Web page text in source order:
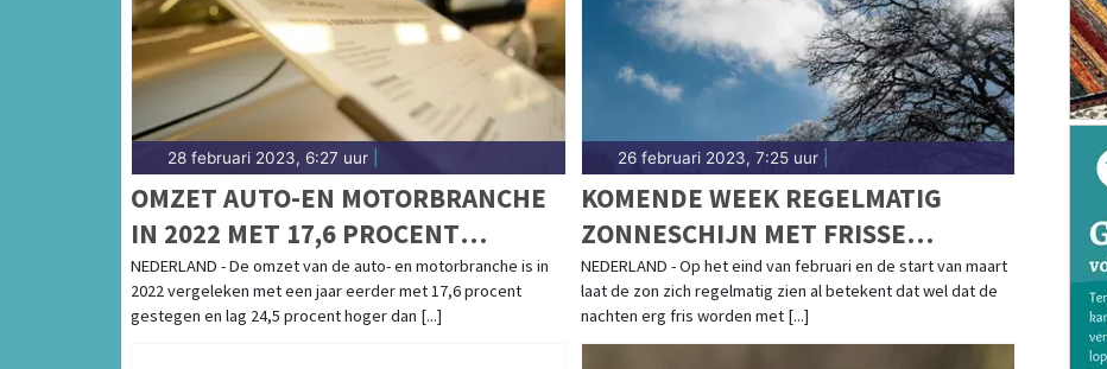
28 februari 2023, 6:27 uur
OMZET AUTO-EN MOTORBRANCHE
IN 2022 MET 17,6 PROCENT
GESTEGEN
NEDERLAND - De omzet van de auto- en motorbranche is in
2022 vergeleken met een jaar eerder met 17,6 procent
gestegen en lag 24,5 procent hoger dan [...]
26 februari 2023, 7:25 uur|
KOMENDE WEEK REGELMATIG
ZONNESCHIJN MET FRISSE
NACHTEN
NEDERLAND - Op het eind van februari en de start van maart
laat de zon zich regelmatig zien al betekent dat wel dat de
nachten erg fris worden met [...]